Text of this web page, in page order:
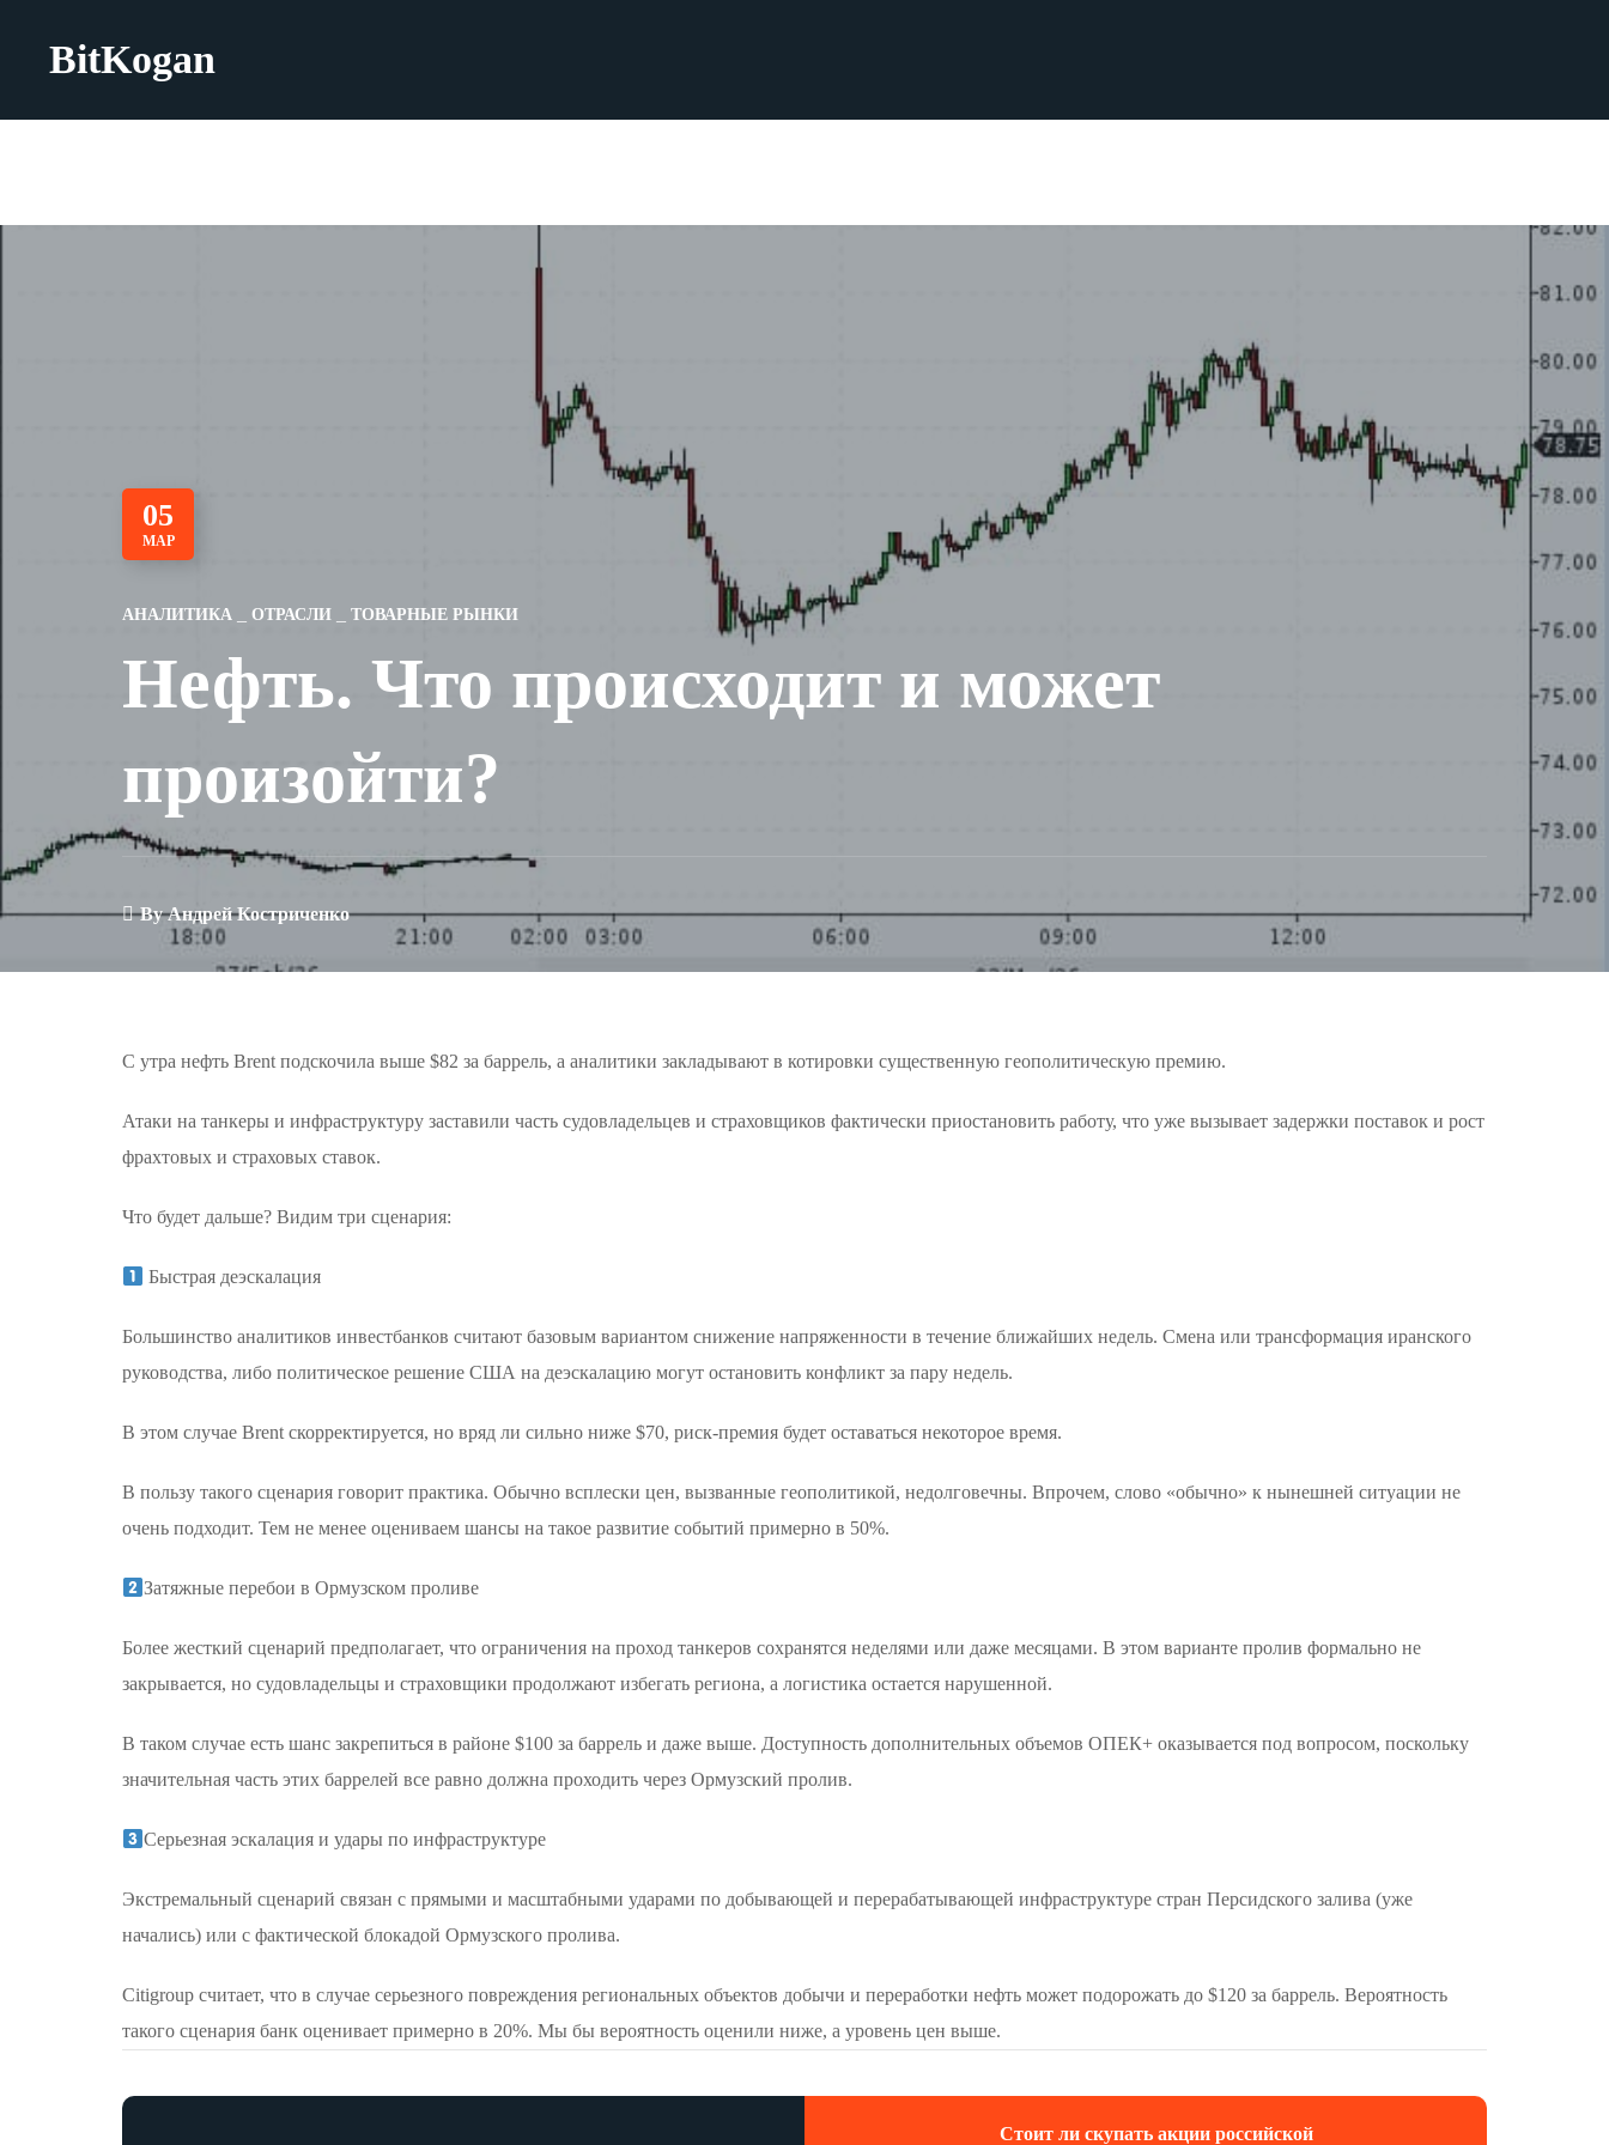
BitKogan
05
МАР
АНАЛИТИКА ОТРАСЛИ ТОВАРНЫЕ РЫНКИ
Нефть. Что происходит и может
произойти?
ByАндрей Костриченко
С утра нефть Brent подскочила выше $82 за баррель, а аналитики закладывают в котировки существенную геополитическую премию.
Атаки на танкеры и инфраструктуру заставили часть судовладельцев и страховщиков фактически приостановить работу, что уже вызывает задержки поставок и рост
фрахтовых и страховых ставок.
Что будет дальше? Видим три сценария:
Быстрая деэскалация
Большинство аналитиков инвестбанков считают базовым вариантом снижение напряженности в течение ближайших недель. Смена или трансформация иранского
руководства, либо политическое решение США на деэскалацию могут остановить конфликт за пару недель.
В этом случае Brent скорректируется, но вряд ли сильно ниже $70, риск-премия будет оставаться некоторое время.
В пользу такого сценария говорит практика. Обычно всплески цен, вызванные геополитикой, недолговечны. Впрочем, слово «обычно» к нынешней ситуации не
очень подходит. Тем не менее оцениваем шансы на такое развитие событий примерно в 50%.
Затяжные перебои в Ормузском проливе
Более жесткий сценарий предполагает, что ограничения на проход танкеров сохранятся неделями или даже месяцами. В этом варианте пролив формально не
закрывается, но судовладельцы и страховщики продолжают избегать региона, а логистика остается нарушенной.
В таком случае есть шанс закрепиться в районе $100 за баррель и даже выше. Доступность дополнительных объемов ОПЕК+ оказывается под вопросом, поскольку
значительная часть этих баррелей все равно должна проходить через Ормузский пролив.
Серьезная эскалация и удары по инфраструктуре
Экстремальный сценарий связан с прямыми и масштабными ударами по добывающей и перерабатывающей инфраструктуре стран Персидского залива (уже
начались) или с фактической блокадой Ормузского пролива.
Citigroup считает, что в случае серьезного повреждения региональных объектов добычи и переработки нефть может подорожать до $120 за баррель. Вероятность
такого сценария банк оценивает примерно в 20%. Мы бы вероятность оценили ниже, а уровень цен выше.
Стоит ли скупать акции российской